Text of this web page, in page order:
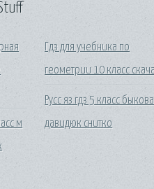
м
Гдз для учебника по
геометрии 10 класс
Русс яз гдз 5 класс быкова
давидюк снитко